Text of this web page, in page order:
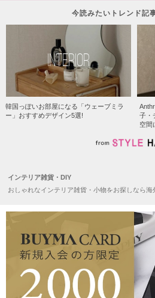
今読みたいトレンド記
INTERIOR
韓国っぽいお部屋になる「ウェーブミラ
ー」おすすめデザイン5選!
子・
空間
インテリア雑貨・DIY